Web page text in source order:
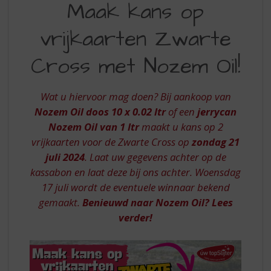
OP
VRIJKAARTEN
ZWARTE
CROSS
VOOR
JULI
2024
Maak kans op
vrijkaarten Zwarte
Cross met Nozem Oil!
Wat u hiervoor mag doen? Bij aankoop van
Nozem Oil doos 10 x 0.02 ltrof een jerrycan
Nozem Oil van 1 ltrmaakt u kans op 2
vrijkaarten voor de Zwarte Cross op zondag 21
juli 2024. Laat uw gegevens achter op de
kassabon en laat deze bij ons achter. Woensdag
17 juli wordt de eventuele winnaar bekend
gemaakt. Benieuwd naar Nozem Oil? Lees
verder!